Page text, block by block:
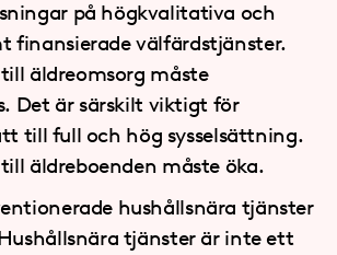
på högkvalitativa och
finansierade välfärdstjänster.
äldreomsorg måste
Det är särskilt viktigt för
till full och hög sysselsättning.
äldreboenden måste öka.
hushållsnära tjänster
tjänster är inte ett